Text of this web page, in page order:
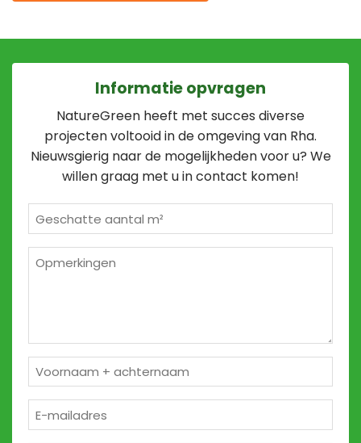
Informatie opvragen
NatureGreen heeft met succes diverse
projecten voltooid in de omgeving van Rha.
Nieuwsgierig naar de mogelijkheden voor u? We
willen graag met u in contact komen!
m²
Naam
*
mailadres